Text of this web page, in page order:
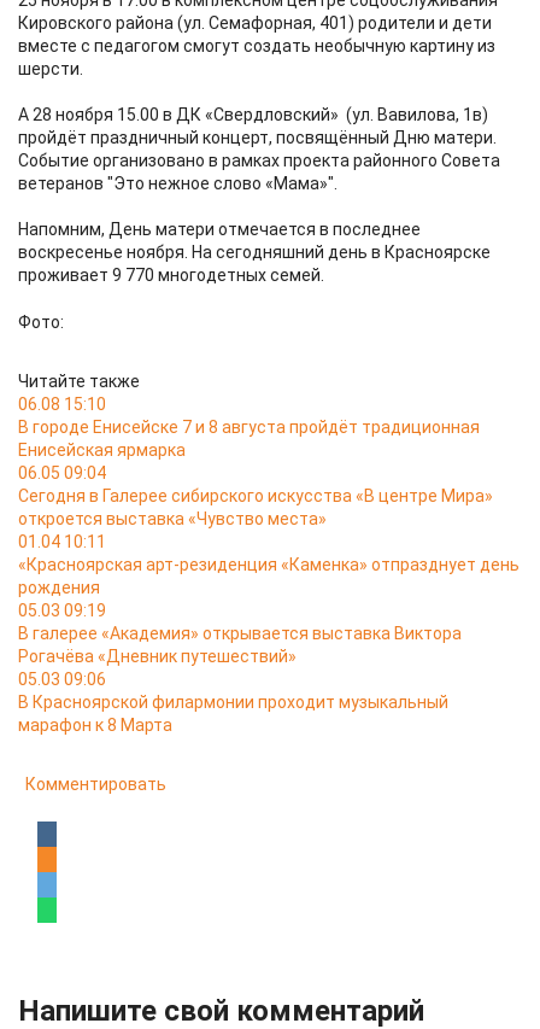
Кировского района (ул. Семафорная, 401) родители и дети
вместе с педагогом смогут создать необычную картину из
шерсти.
А 28 ноября 15.00 в ДК «Свердловский» (ул. Вавилова, 1в)
пройдёт праздничный концерт, посвящённый Дню матери.
Событие организовано в рамках проекта районного Совета
ветеранов "Это нежное слово «Мама»".
Напомним, День матери отмечается в последнее
воскресенье ноября. На сегодняшний день в Красноярске
проживает 9 770 многодетных семей.
Фото:
Читайте также
06.08 15:10
В городе Енисейске 7 и 8 августа пройдёт традиционная
Енисейская ярмарка
06.05 09:04
Сегодня в Галерее сибирского искусства «В центре Мира»
откроется выставка «Чувство места»
01.04 10:11
«Красноярская арт-резиденция «Каменка» отпразднует день
рождения
05.03 09:19
В галерее «Академия» открывается выставка Виктора
Рогачёва «Дневник путешествий»
05.03 09:06
В Красноярской филармонии проходит музыкальный
марафон к 8 Марта
Комментировать
Напишите свой комментарий